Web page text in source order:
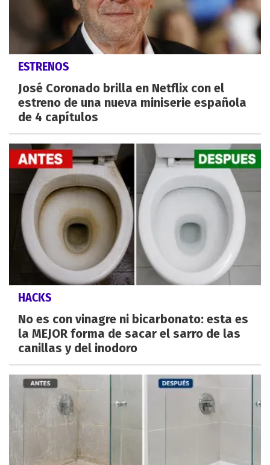
ESTRENOS
José Coronado brilla en Netflix con el
estreno de una nueva miniserie española
de 4 capítulos
HACKS
No es con vinagre ni bicarbonato: esta es
la MEJOR forma de sacar el sarro de las
canillas y del inodoro